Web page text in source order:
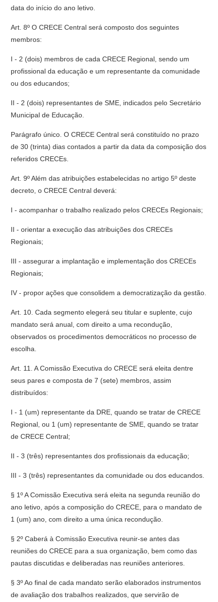
data do início do ano letivo.
Art. 8º O CRECE Central será composto dos seguintes
membros:
I - 2 (dois) membros de cada CRECE Regional, sendo um
profissional da educação e um representante da comunidade
ou dos educandos;
II - 2 (dois) representantes de SME, indicados pelo Secretário
Municipal de Educação.
Parágrafo único. O CRECE Central será constituído no prazo
de 30 (trinta) dias contados a partir da data da composição dos
referidos CRECEs.
Art. 9º Além das atribuições estabelecidas no artigo 5º deste
decreto, o CRECE Central deverá:
I - acompanhar o trabalho realizado pelos CRECEs Regionais;
II - orientar a execução das atribuições dos CRECEs
Regionais;
III - assegurar a implantação e implementação dos CRECEs
Regionais;
IV - propor ações que consolidem a democratização da gestão.
Art. 10. Cada segmento elegerá seu titular e suplente, cujo
mandato será anual, com direito a uma recondução,
observados os procedimentos democráticos no processo de
escolha.
Art. 11. A Comissão Executiva do CRECE será eleita dentre
seus pares e composta de 7 (sete) membros, assim
distribuídos:
I - 1 (um) representante da DRE, quando se tratar de CRECE
Regional, ou 1 (um) representante de SME, quando se tratar
de CRECE Central;
II - 3 (três) representantes dos profissionais da educação;
III - 3 (três) representantes da comunidade ou dos educandos.
§ 1º A Comissão Executiva será eleita na segunda reunião do
ano letivo, após a composição do CRECE, para o mandato de
1 (um) ano, com direito a uma única recondução.
§ 2º Caberá à Comissão Executiva reunir-se antes das
reuniões do CRECE para a sua organização, bem como das
pautas discutidas e deliberadas nas reuniões anteriores.
§ 3º Ao final de cada mandato serão elaborados instrumentos
de avaliação dos trabalhos realizados, que servirão de